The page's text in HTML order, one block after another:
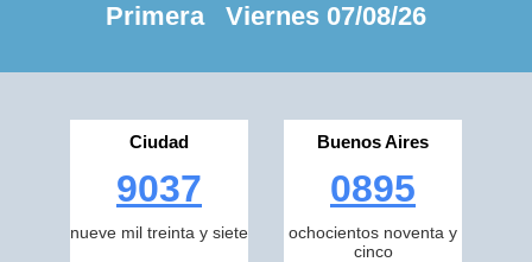
Primera Viernes 07/08/26
Ciudad
9037
nueve mil treinta y siete
Buenos Aires
0895
ochocientos noventa y
cinco